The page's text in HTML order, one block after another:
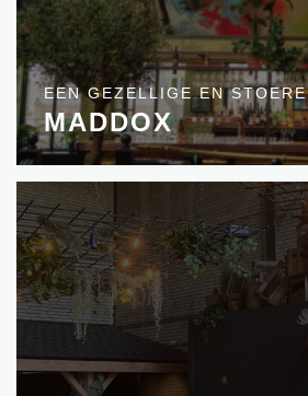
EEN GEZELLIGE EN
MADDOX